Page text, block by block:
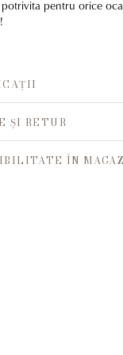
potrivita pentru orice
ȘI RETUR
ÎN